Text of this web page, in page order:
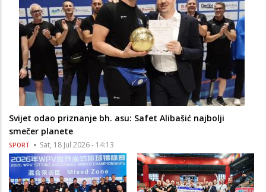
Svijet odao priznanje bh. asu: Safet Alibašić najbolji
smečer planete
SPORT Sat, 18 Jul 2026 - 14:13